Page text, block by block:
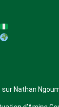
sur Nathan